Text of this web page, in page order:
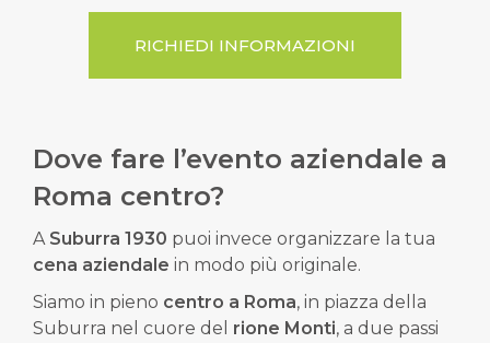
RICHIEDI INFORMAZIONI
Dove fare l’evento aziendale a
Roma centro?
A Suburra 1930 puoi invece organizzare la tua
cena aziendale in modo più originale.
Siamo in pieno centro a Roma, in piazza della
Suburra nel cuore del rione Monti, a due passi